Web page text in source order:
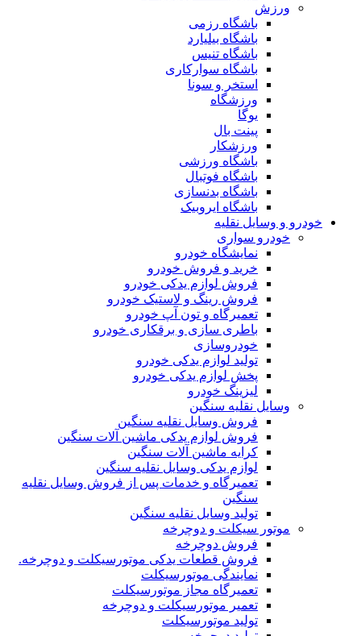
ورزش
باشگاه رزمی
باشگاه بیلیارد
باشگاه تنیس
باشگاه سوارکاری
استخر و سونا
ورزشگاه
یوگا
پینت بال
ورزشکار
باشگاه ورزشی
باشگاه فوتبال
باشگاه بدنسازی
باشگاه ایروبیک
خودرو و وسایل نقلیه
خودرو سواری
نمایشگاه خودرو
خرید و فروش خودرو
فروش لوازم یدکی خودرو
فروش رینگ و لاستیک خودرو
تعمیرگاه و تون آپ خودرو
باطری سازی و برقکاری خودرو
خودروسازی
تولید لوازم یدکی خودرو
پخش لوازم یدکی خودرو
لیزینگ خودرو
وسایل نقلیه سنگین
فروش وسایل نقلیه سنگین
فروش لوازم یدکی ماشین آلات سنگین
کرایه ماشین آلات سنگین
لوازم یدکی وسایل نقلیه سنگین
تعمیرگاه و خدمات پس از فروش وسایل نقلیه
سنگین
تولید وسایل نقلیه سنگین
موتور سیکلت و دوچرخه
فروش دوچرخه
فروش قطعات یدکی موتورسیکلت و دوچرخه.
نمایندگی موتورسیکلت
تعمیرگاه مجاز موتورسیکلت
تعمیر موتورسیکلت و دوچرخه
تولید موتورسیکلت